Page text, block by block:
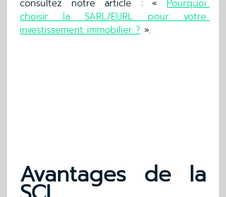
consultez notre article : « Pourquoi
choisir la SARL/EURL pour votre
investissement immobilier ? ».
Avantages de la